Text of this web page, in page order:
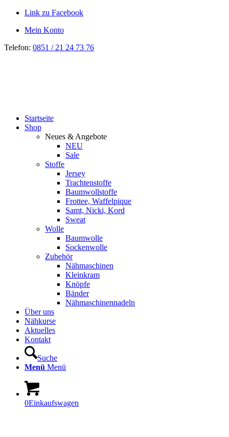
Link zu Facebook
Mein Konto
Telefon: 0851 / 21 24 73 76
Startseite
Shop
Neues & Angebote
NEU
Sale
Stoffe
Jersey
Trachtenstoffe
Baumwollstoffe
Frottee, Waffelpique
Samt, Nicki, Kord
Sweat
Wolle
Baumwolle
Sockenwolle
Zubehör
Nähmaschinen
Kleinkram
Knöpfe
Bänder
Nähmaschinennadeln
Über uns
Nähkurse
Aktuelles
Kontakt
Suche
Menü Menü
0Einkaufswagen